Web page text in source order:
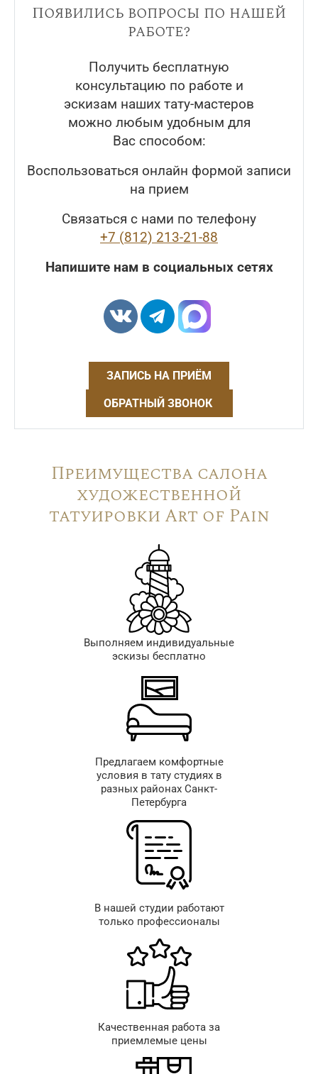
Появились вопросы по нашей
работе?
Получить бесплатную
консультацию по работе и
эскизам наших тату-мастеров
можно любым удобным для
Вас способом:
Воспользоваться онлайн формой записи
на прием
Связаться с нами по телефону
+7 (812) 213-21-88
Напишите нам в социальных сетях
ЗАПИСЬ НА ПРИЁМ
ОБРАТНЫЙ ЗВОНОК
Преимущества салона
художественной
татуировки Art of Pain
Выполняем индивидуальные
эскизы бесплатно
Предлагаем комфортные
условия в тату студиях в
разных районах Санкт-
Петербурга
В нашей студии работают
только профессионалы
Качественная работа за
приемлемые цены